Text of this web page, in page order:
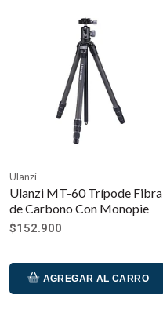
Ulanzi
Ulanzi MT-60 Trípode Fibra
de Carbono Con Monopie
$152.900
AGREGAR AL CARRO